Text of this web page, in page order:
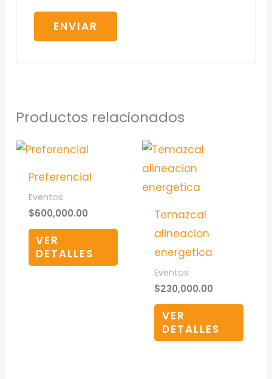
Productos relacionados
Preferencial
Eventos
$600,000.00
VER
DETALLES
Temazcal
alineacion
energetica
Eventos
$230,000.00
VER
DETALLES